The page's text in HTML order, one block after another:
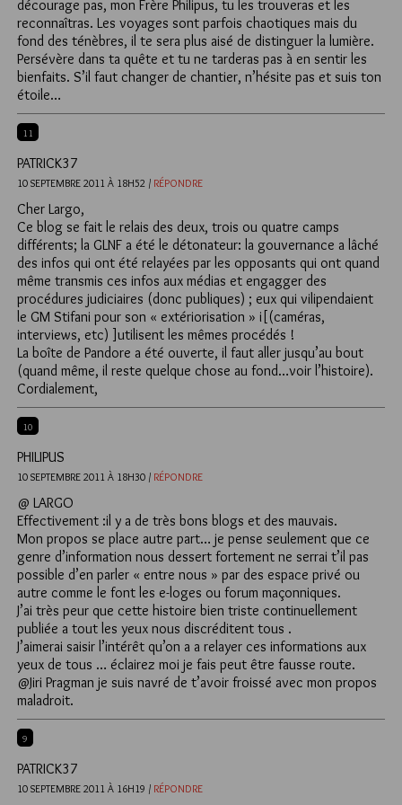
décourage pas, mon Frère Philipus, tu les trouveras et les
reconnaîtras. Les voyages sont parfois chaotiques mais du
fond des ténèbres, il te sera plus aisé de distinguer la lumière.
Persévère dans ta quête et tu ne tarderas pas à en sentir les
bienfaits. S’il faut changer de chantier, n’hésite pas et suis ton
étoile…
11
PATRICK37
10 SEPTEMBRE 2011 À 18H52 / RÉPONDRE
Cher Largo,
Ce blog se fait le relais des deux, trois ou quatre camps
différents; la GLNF a été le détonateur: la gouvernance a lâché
des infos qui ont été relayées par les opposants qui ont quand
même transmis ces infos aux médias et engagger des
procédures judiciaires (donc publiques) ; eux qui vilipendaient
le GM Stifani pour son « extériorisation » i[(caméras,
interviews, etc) ]utilisent les mêmes procédés !
La boîte de Pandore a été ouverte, il faut aller jusqu’au bout
(quand même, il reste quelque chose au fond…voir l’histoire).
Cordialement,
10
PHILIPUS
10 SEPTEMBRE 2011 À 18H30 / RÉPONDRE
@ LARGO
Effectivement :il y a de très bons blogs et des mauvais.
Mon propos se place autre part… je pense seulement que ce
genre d’information nous dessert fortement ne serrai t’il pas
possible d’en parler « entre nous » par des espace privé ou
autre comme le font les e-loges ou forum maçonniques.
J’ai très peur que cette histoire bien triste continuellement
publiée a tout les yeux nous discréditent tous .
J’aimerai saisir l’intérêt qu’on a a relayer ces informations aux
yeux de tous … éclairez moi je fais peut être fausse route.
@Jiri Pragman je suis navré de t’avoir froissé avec mon propos
maladroit.
9
PATRICK37
10 SEPTEMBRE 2011 À 16H19 / RÉPONDRE